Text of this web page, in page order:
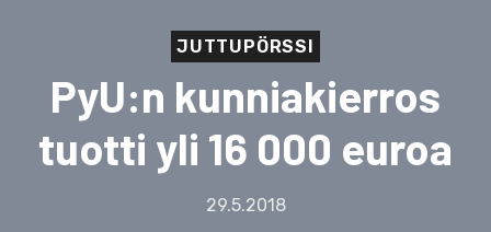
JUTTUPÖRSSI
PyU:n kunniakierros
tuotti yli 16 000 euroa
29.5.2018